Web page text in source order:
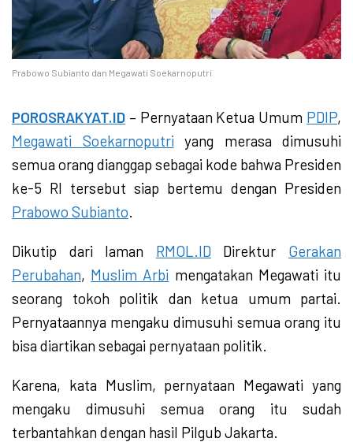
Prabowo Subianto dan Megawati Soekarnoputri
POROSRAKYAT.ID – Pernyataan Ketua Umum PDIP,
Megawati Soekarnoputri yang merasa dimusuhi
semua orang dianggap sebagai kode bahwa Presiden
ke-5 RI tersebut siap bertemu dengan Presiden
Prabowo Subianto.
Dikutip dari laman RMOL.ID Direktur Gerakan
Perubahan, Muslim Arbi mengatakan Megawati itu
seorang tokoh politik dan ketua umum partai.
Pernyataannya mengaku dimusuhi semua orang itu
bisa diartikan sebagai pernyataan politik.
Karena, kata Muslim, pernyataan Megawati yang
mengaku dimusuhi semua orang itu sudah
terbantahkan dengan hasil Pilgub Jakarta.